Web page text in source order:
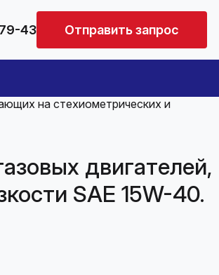
43 Отправить запрос
на стехиометрических и
двигателей,
SAE 15W-40.